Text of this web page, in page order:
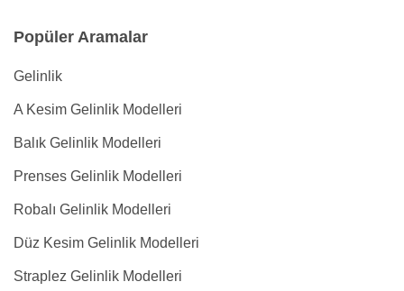
Popüler Aramalar
Gelinlik
A Kesim Gelinlik Modelleri
Balık Gelinlik Modelleri
Prenses Gelinlik Modelleri
Robalı Gelinlik Modelleri
Düz Kesim Gelinlik Modelleri
Straplez Gelinlik Modelleri